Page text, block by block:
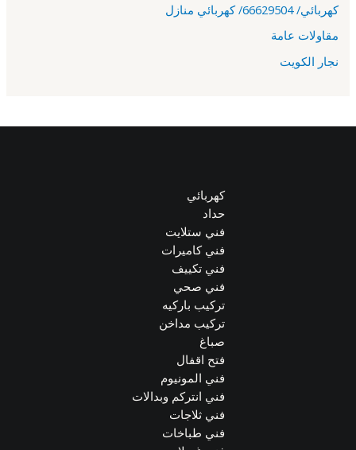
كهربائي/ 66629504/ كهربائي منازل
مقاولات عامة
نجار الكويت
كهربائي
حداد
فني ستلايت
فني كاميرات
فني تكييف
فني صحي
تركيب باركيه
تركيب مداخن
صباغ
فتح اقفال
فني المونيوم
فني انتركم وبدالات
فني ثلاجات
فني طباخات